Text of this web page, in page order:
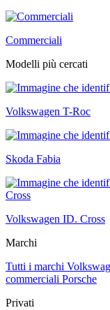
Commerciali
Modelli più cercati
Volkswagen T-Roc
Skoda Fabia
Volkswagen ID. Cross
Marchi
Tutti i marchi
commerciali Porsche
Privati